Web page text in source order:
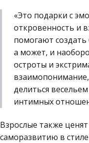
«Это подарки с
откровенность и
помогают
а может, и
остроты и
делиться
интимных
Взрослые также
саморазвитию в